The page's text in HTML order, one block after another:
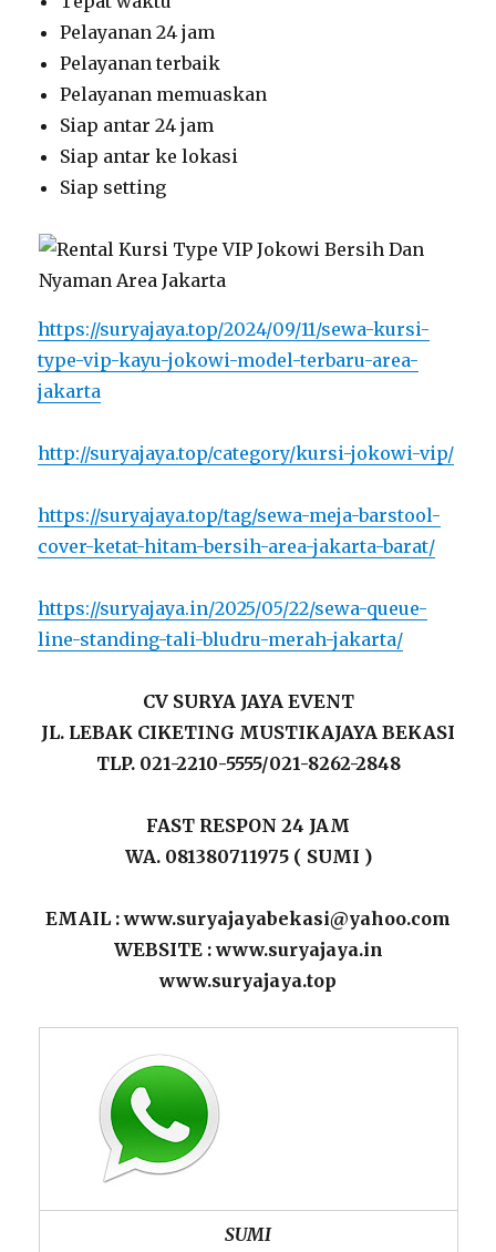
Pelayanan 24 jam
Pelayanan terbaik
Pelayanan memuaskan
Siap antar 24 jam
Siap antar ke lokasi
Siap setting
https://suryajaya.top/2024/09/11/sewa-kursi-
type-vip-kayu-jokowi-model-terbaru-area-
jakarta
http://suryajaya.top/category/kursi-jokowi-vip/
https://suryajaya.top/tag/sewa-meja-barstool-
cover-ketat-hitam-bersih-area-jakarta-barat/
https://suryajaya.in/2025/05/22/sewa-queue-
line-standing-tali-bludru-merah-jakarta/
CV SURYA JAYA EVENT
JL. LEBAK CIKETING MUSTIKAJAYA BEKASI
TLP. 021-2210-5555/021-8262-2848
FAST RESPON 24 JAM
WA. 081380711975 ( SUMI )
EMAIL : www.suryajayabekasi@yahoo.com
WEBSITE : www.suryajaya.in
www.suryajaya.top
SUMI